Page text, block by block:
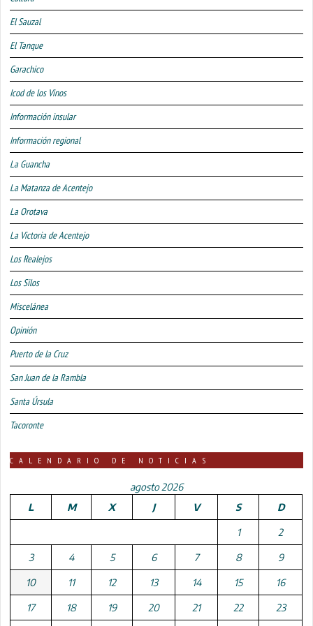
El Sauzal
El Tanque
Garachico
Icod de los Vinos
Información insular
Información regional
La Guancha
La Matanza de Acentejo
La Orotava
La Victoria de Acentejo
Los Realejos
Los Silos
Miscelánea
Opinión
Puerto de la Cruz
San Juan de la Rambla
Santa Úrsula
Tacoronte
CALENDARIO DE NOTICIAS
agosto 2026
L
M X J V S D
1 2
3 4 5 6 7 8 9
10 11 12 13 14 15 16
17 18 19 20 21 22 23